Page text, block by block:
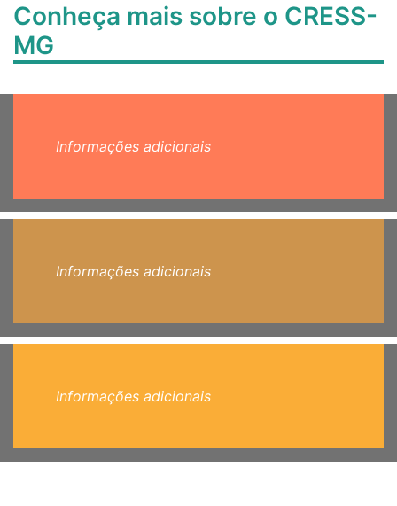
Conheça mais sobre o CRESS-
MG
Informações adicionais
Informações adicionais
Informações adicionais